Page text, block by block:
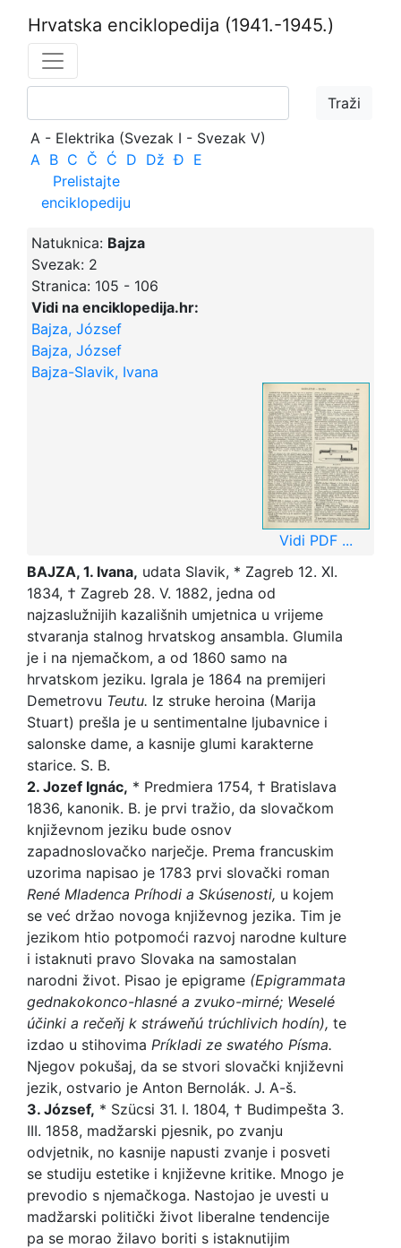
Hrvatska enciklopedija (1941.-1945.)
A - Elektrika (Svezak I - Svezak V)
A B C Č Ć D Dž Đ E
Prelistajte
enciklopediju
Natuknica: Bajza
Svezak: 2
Stranica: 105 - 106
Vidi na enciklopedija.hr:
Bajza, József
Bajza, József
Bajza-Slavik, Ivana
Vidi PDF ...
BAJZA, 1. Ivana, udata Slavik, * Zagreb 12. XI.
1834, † Zagreb 28. V. 1882, jedna od
najzaslužnijih kazališnih umjetnica u vrijeme
stvaranja stalnog hrvatskog ansambla. Glumila
je i na njemačkom, a od 1860 samo na
hrvatskom jeziku. Igrala je 1864 na premijeri
Demetrovu Teutu. Iz struke heroina (Marija
Stuart) prešla je u sentimentalne ljubavnice i
salonske dame, a kasnije glumi karakterne
starice. S. B.
2. Jozef Ignác, * Predmiera 1754, † Bratislava
1836, kanonik. B. je prvi tražio, da slovačkom
književnom jeziku bude osnov
zapadnoslovačko narječje. Prema francuskim
uzorima napisao je 1783 prvi slovački roman
René Mladenca Príhodi a Skúsenosti, u kojem
se već držao novoga književnog jezika. Tim je
jezikom htio potpomoći razvoj narodne kulture
i istaknuti pravo Slovaka na samostalan
narodni život. Pisao je epigrame (Epigrammata
gednakokonco-hlasné a zvuko-mirné; Weselé
účinki a rečeňj k stráweňú trúchlivich hodín), te
izdao u stihovima Príkladi ze swatého Písma.
Njegov pokušaj, da se stvori slovački književni
jezik, ostvario je Anton Bernolák. J. A-š.
3. József, * Szücsi 31. I. 1804, † Budimpešta 3.
III. 1858, madžarski pjesnik, po zvanju
odvjetnik, no kasnije napusti zvanje i posveti
se studiju estetike i književne kritike. Mnogo je
prevodio s njemačkoga. Nastojao je uvesti u
madžarski politički život liberalne tendencije
pa se morao žilavo boriti s istaknutijim